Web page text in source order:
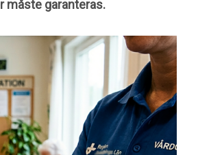
måste garanteras.